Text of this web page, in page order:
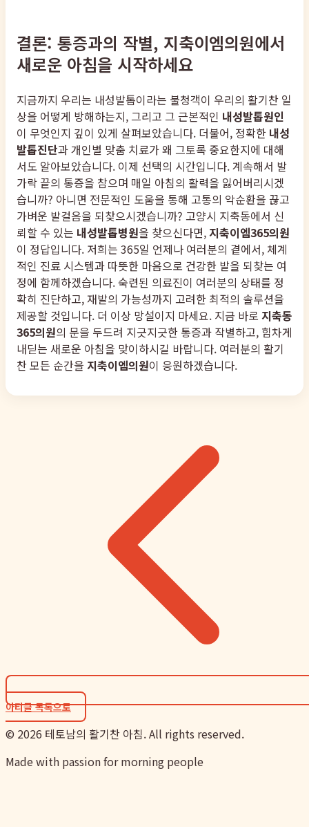
결론: 통증과의 작별, 지축이엠의원에서
새로운 아침을 시작하세요
지금까지 우리는 내성발톱이라는 불청객이 우리의 활기찬 일
상을 어떻게 방해하는지, 그리고 그 근본적인 내성발톱원인
이 무엇인지 깊이 있게 살펴보았습니다. 더불어, 정확한 내성
발톱진단과 개인별 맞춤 치료가 왜 그토록 중요한지에 대해
서도 알아보았습니다. 이제 선택의 시간입니다. 계속해서 발
가락 끝의 통증을 참으며 매일 아침의 활력을 잃어버리시겠
습니까? 아니면 전문적인 도움을 통해 고통의 악순환을 끊고
가벼운 발걸음을 되찾으시겠습니까? 고양시 지축동에서 신
뢰할 수 있는 내성발톱병원을 찾으신다면, 지축이엠365의원
이 정답입니다. 저희는 365일 언제나 여러분의 곁에서, 체계
적인 진료 시스템과 따뜻한 마음으로 건강한 발을 되찾는 여
정에 함께하겠습니다. 숙련된 의료진이 여러분의 상태를 정
확히 진단하고, 재발의 가능성까지 고려한 최적의 솔루션을
제공할 것입니다. 더 이상 망설이지 마세요. 지금 바로 지축동
365의원의 문을 두드려 지긋지긋한 통증과 작별하고, 힘차게
내딛는 새로운 아침을 맞이하시길 바랍니다. 여러분의 활기
찬 모든 순간을 지축이엠의원이 응원하겠습니다.
아티클 목록으로
© 2026 테토남의 활기찬 아침. All rights reserved.
Made with passion for morning people